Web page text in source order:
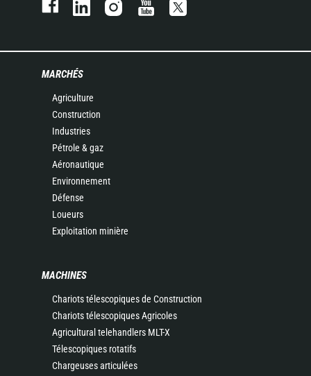
MARCHÉS
Agriculture
Construction
Industries
Pétrole & gaz
Aéronautique
Environnement
Défense
Loueurs
Exploitation minière
MACHINES
Chariots télescopiques de Construction
Chariots télescopiques Agricoles
Agricultural telehandlers MLT-X
Télescopiques rotatifs
Chargeuses articulées